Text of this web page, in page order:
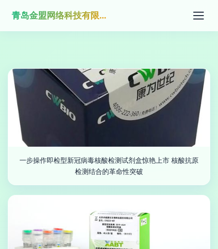
青岛金盟网络科技有限公司
一步操作即检型新冠病毒核酸检测试剂盒惊艳上市 核酸抗原
检测结合的革命性突破